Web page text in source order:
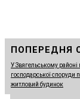
ПОПЕРЕДНЯ
У Звягельському районі
господарської споруди
житловий будинок